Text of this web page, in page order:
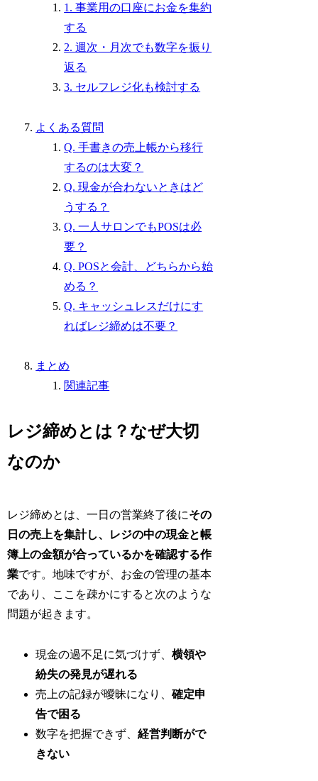
1. 事業用の口座にお金を集約
する
2. 週次・月次でも数字を振り
返る
3. セルフレジ化も検討する
よくある質問
Q. 手書きの売上帳から移行
するのは大変？
Q. 現金が合わないときはど
うする？
Q. 一人サロンでもPOSは必
要？
Q. POSと会計、どちらから始
める？
Q. キャッシュレスだけにす
ればレジ締めは不要？
まとめ
関連記事
レジ締めとは？なぜ大切
なのか
レジ締めとは、一日の営業終了後にその
日の売上を集計し、レジの中の現金と帳
簿上の金額が合っているかを確認する作
業です。地味ですが、お金の管理の基本
であり、ここを疎かにすると次のような
問題が起きます。
現金の過不足に気づけず、横領や
紛失の発見が遅れる
売上の記録が曖昧になり、確定申
告で困る
数字を把握できず、経営判断がで
きない